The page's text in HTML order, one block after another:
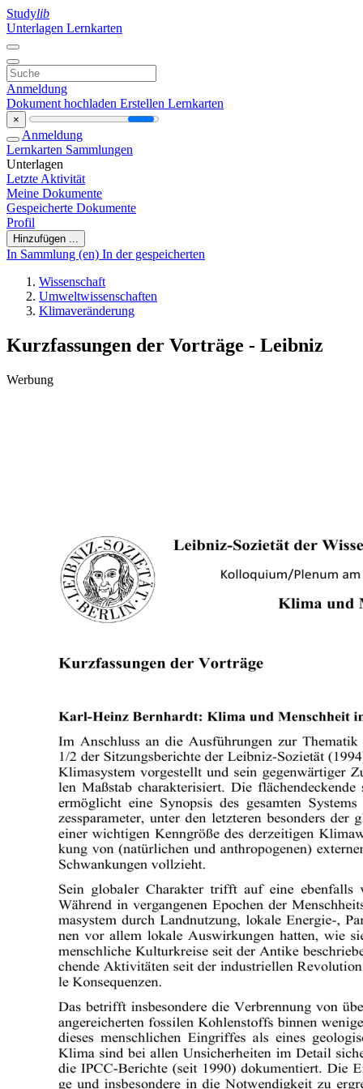
Studylib
Unterlagen Lernkarten
Anmeldung
Dokument hochladen Erstellen Lernkarten
×
Anmeldung
Lernkarten Sammlungen
Unterlagen
Letzte Aktivität
Meine Dokumente
Gespeicherte Dokumente
Profil
Hinzufügen ...
In Sammlung (en) In der gespeicherten
Wissenschaft
Umweltwissenschaften
Klimaveränderung
Kurzfassungen der Vorträge - Leibniz
Werbung